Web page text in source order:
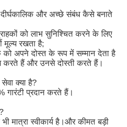
और अच्छे संबंध कैसे बनाते
को लाभ सुनिश्चित करने के लिए
मूल्य रखता है;
अपने दोस्त के रूप में सम्मान देता है
करते हैं और उनसे दोस्ती करते हैं।
क्या है?
गारंटी प्रदान करते हैं।
स्वीकार्य है।और कीमत बड़ी